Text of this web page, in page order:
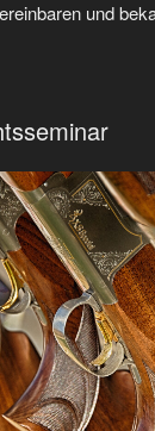
und